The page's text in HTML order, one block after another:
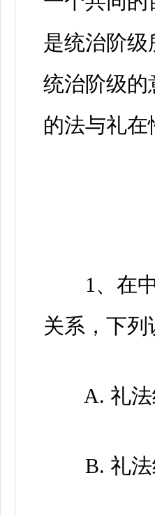
是统治阶
统治阶级的
的法与礼
1、在中
关系，下列
A. 礼法
B. 礼法结